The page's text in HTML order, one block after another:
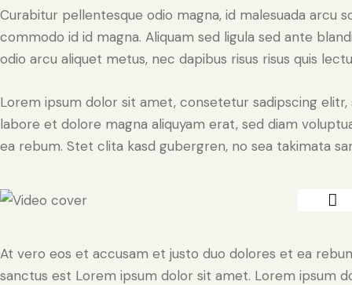
Curabitur pellentesque odio magna, id malesuada arcu
commodo id id magna. Aliquam sed ligula sed ante
odio arcu aliquet metus, nec dapibus risus risus quis
Lorem ipsum dolor sit amet, consetetur sadipscing
labore et dolore magna aliquyam erat, sed diam
ea rebum. Stet clita kasd gubergren, no sea takimata
At vero eos et accusam et justo duo dolores et ea
sanctus est Lorem ipsum dolor sit amet. Lorem ipsum